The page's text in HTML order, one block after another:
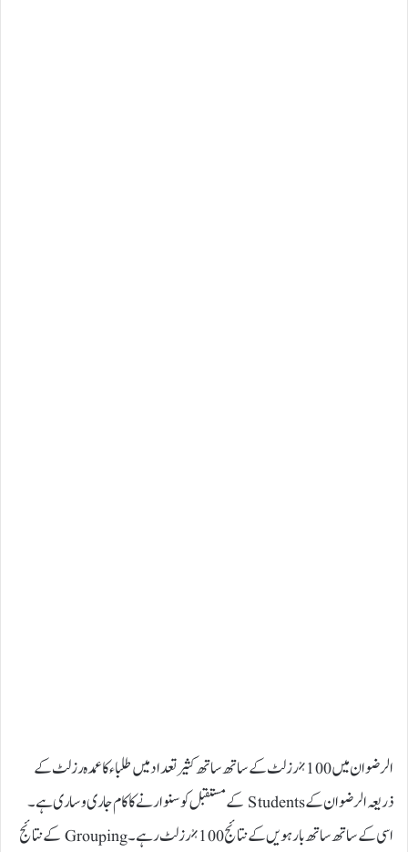
الرضوان میں 100% رزلٹ کے ساتھ ساتھ کثیر تعداد میں طلباء کا عمدہ رزلٹ کے
ذریعہ الرضوان کے Students کے مستقبل کو سنوارنے کا کام جاری و ساری ہے۔
اسی کے ساتھ ساتھ بارہویں کے نتائج 100% رزلٹ رہے۔ Grouping کے نتائج